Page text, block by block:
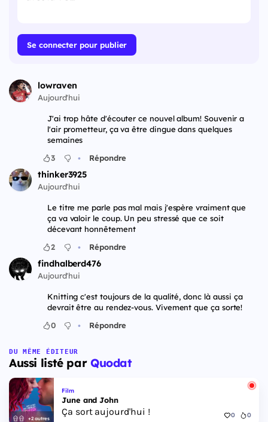
Se connecter pour publier
lowraven
Aujourd'hui
J'ai trop hâte d'écouter ce nouvel album! Souvenir a
l'air prometteur, ça va être dingue dans quelques
semaines
3
• Répondre
thinker3925
Aujourd'hui
Le titre me parle pas mal mais j'espère vraiment que
ça va valoir le coup. Un peu stressé que ce soit
décevant honnêtement
2
• Répondre
findhalberd476
Aujourd'hui
Knitting c'est toujours de la qualité, donc là aussi ça
devrait être au rendez-vous. Vivement que ça sorte!
0
• Répondre
DU MÊME ÉDITEUR
Aussi listé par Quodat
+2 autres
Film
June and John
Ça sort aujourd'hui ! 0 0